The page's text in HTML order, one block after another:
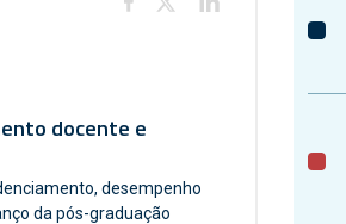
docente e
desempenho
da pós-graduação